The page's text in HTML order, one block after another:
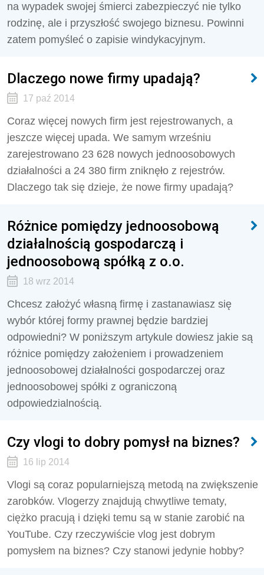
na wypadek swojej śmierci zabezpieczyć nie tylko
rodzinę, ale i przyszłość swojego biznesu. Powinni
zatem pomyśleć o zapisie windykacyjnym.
Dlaczego nowe firmy upadają?
17 paź 2014
Coraz więcej nowych firm jest rejestrowanych, a
jeszcze więcej upada. We samym wrześniu
zarejestrowano 23 628 nowych jednoosobowych
działalności a 24 380 firm zniknęło z rejestrów.
Dlaczego tak się dzieje, że nowe firmy upadają?
Różnice pomiędzy jednoosobową
działalnością gospodarczą i
jednoosobową spółką z o.o.
18 wrz 2014
Chcesz założyć własną firmę i zastanawiasz się
wybór której formy prawnej będzie bardziej
odpowiedni? W poniższym artykule dowiesz jakie są
różnice pomiędzy założeniem i prowadzeniem
jednoosobowej działalności gospodarczej oraz
jednoosobowej spółki z ograniczoną
odpowiedzialnością.
Czy vlogi to dobry pomysł na biznes?
16 lip 2014
Vlogi są coraz popularniejszą metodą na zwiększenie
zarobków. Vlogerzy znajdują chwytliwe tematy,
ciężko pracują i dzięki temu są w stanie zarobić na
YouTube. Czy rzeczywiście vlog jest dobrym
pomysłem na biznes? Czy stanowi jedynie hobby?